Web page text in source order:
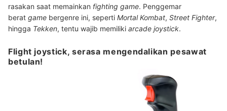
rasakan saat memainkan fighting game. Penggemar
berat game bergenre ini, seperti Mortal Kombat, Street Fighter,
hingga Tekken, tentu wajib memiliki arcade joystick.
Flight joystick, serasa mengendalikan pesawat
betulan!